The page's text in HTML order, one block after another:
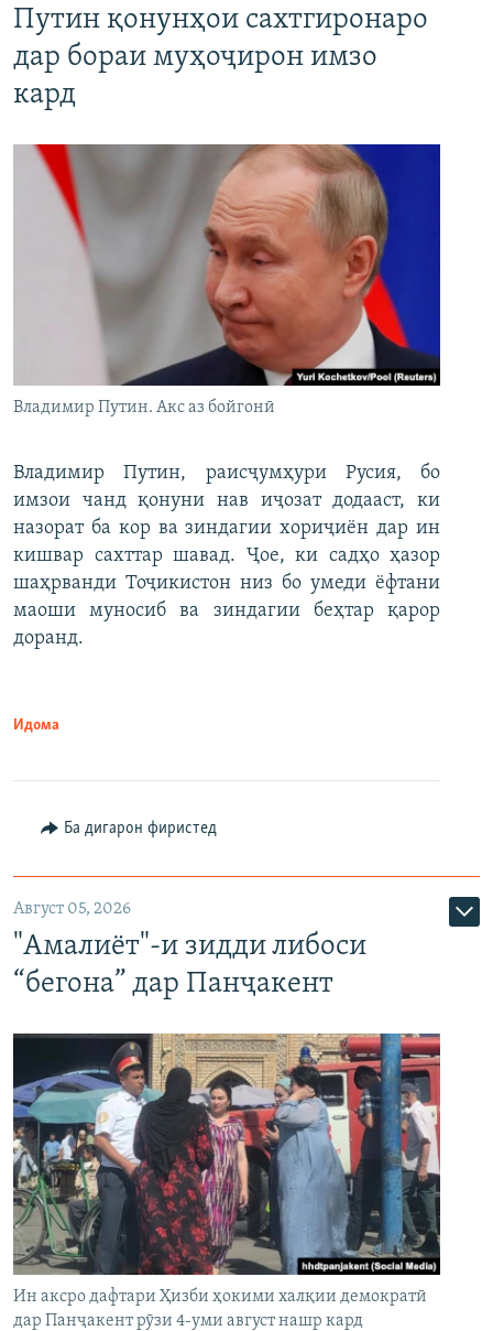
Путин қонунҳои сахтгиронаро
дар бораи муҳоҷирон имзо
кард
Владимир Путин. Акс аз бойгонӣ
Владимир Путин, раисҷумҳури Русия, бо
имзои чанд қонуни нав иҷозат додааст, ки
назорат ба кор ва зиндагии хориҷиён дар ин
кишвар сахттар шавад. Ҷое, ки садҳо ҳазор
шаҳрванди Тоҷикистон низ бо умеди ёфтани
маоши муносиб ва зиндагии беҳтар қарор
доранд.
Идома
Ба дигарон фиристед
Август 05, 2026
"Амалиёт"-и зидди либоси
“бегона” дар Панҷакент
Ин аксро дафтари Ҳизби ҳокими халқии демократӣ
дар Панҷакент рӯзи 4-уми август нашр кард